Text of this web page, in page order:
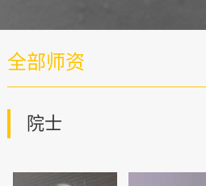
全部师资
院士